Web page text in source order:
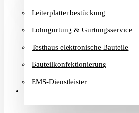
Leiterplattenbestückung
Lohngurtung & Gurtungsservice
Testhaus elektronische Bauteile
Bauteilkonfektionierung
EMS-Dienstleister